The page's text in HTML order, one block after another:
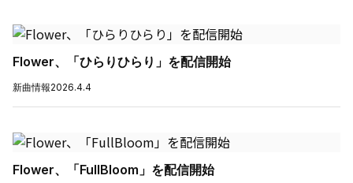
Flower、「ひらりひらり」を配信開始
新曲情報2026.4.4
Flower、「FullBloom」を配信開始